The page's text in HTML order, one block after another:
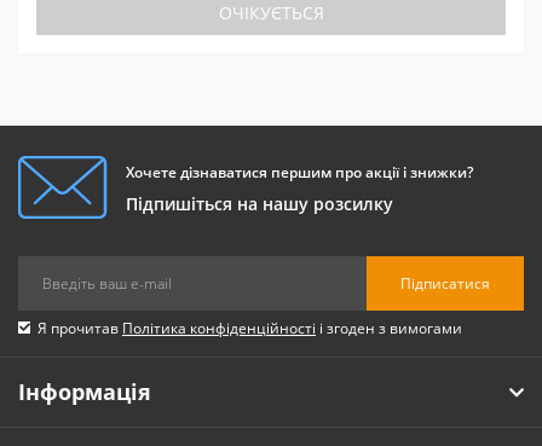
ОЧІКУЄТЬСЯ
Хочете дізнаватися першим про акції і знижки?
Підпишіться на нашу розсилку
Підписатися
Я прочитав Політика конфіденційності і згоден з вимогами
Інформація